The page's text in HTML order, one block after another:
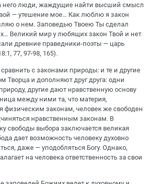
него люди, жаждущие найти высший смысл
— утешение мое… Как люблю я закон
о нем. Заповедью Твоею Ты сделал
Великий мир у любящих закон Твой и нет
древние праведники-поэты — царь
77, 97-98, 165).
с законами природы: и те и другие
Творца и дополняют друг друга: одни
другие дают нравственную основу
между ними та, что материя,
физическим законам, человек же свободен
нравственным законам. В
свободы выбора заключается великая
дает возможность человеку духовно
даже — уподобляться Богу. Однако,
на человека ответственность за свои